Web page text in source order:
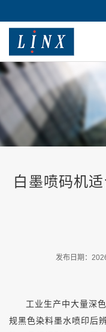
白墨喷码机
发布日期：
工业生产中大量深
规黑色染料墨水喷印后